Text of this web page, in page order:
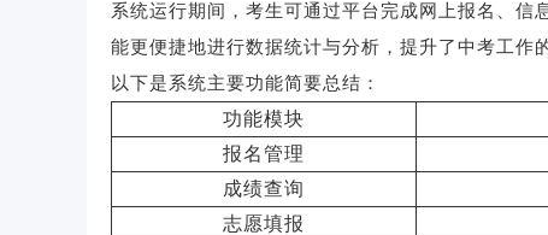
系统运行期间，考生可通过平台完成网上报名、
能更便捷地进行数据统计与分析，提升了中考工作
以下是系统主要功能简要总结：
功能模块
报名管理
成绩查询
志愿填报